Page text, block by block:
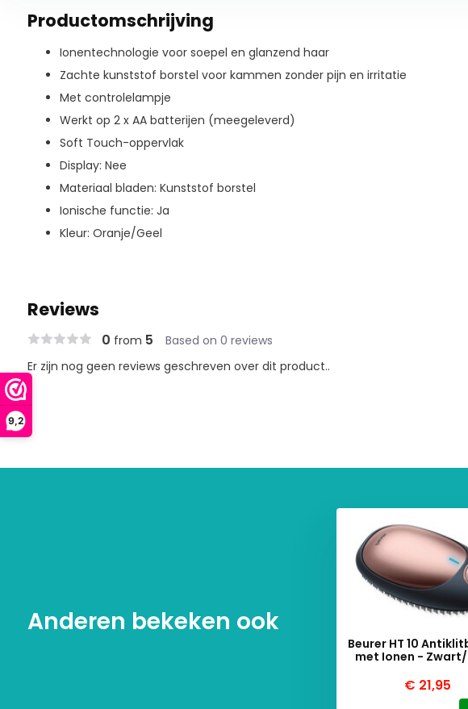
9,2
Productomschrijving
Ionentechnologie voor soepel en glanzend haar
Zachte kunststof borstel voor kammen zonder pijn en irritatie
Met controlelampje
Werkt op 2 x AA batterijen (meegeleverd)
Soft Touch-oppervlak
Display: Nee
Materiaal bladen: Kunststof borstel
Ionische functie: Ja
Kleur: Oranje/Geel
Reviews
0 from 5 Based on 0 reviews
Er zijn nog geen reviews geschreven over dit product..
Anderen bekeken ook
Beurer HT 10
met Ionen -
€ 21,95